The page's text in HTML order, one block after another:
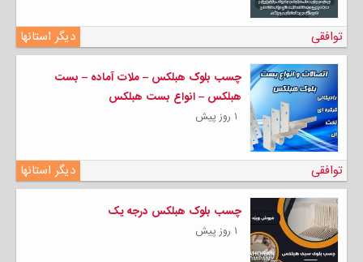
دیگر استانها توافقی
چسب بلوک هبلکس – ملات آماده – بست
هبلکس – انواع بست هبلکس
۱ روز پیش
دیگر استانها توافقی
چسب بلوک هبلکس درجه یک
۱ روز پیش